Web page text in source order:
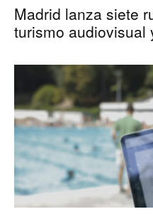
Madrid lanza siete
turismo audiovisual